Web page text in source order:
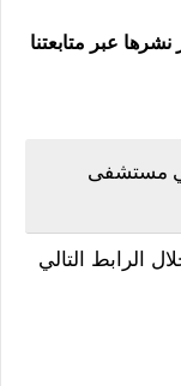
عبر متابعتنا
مستشفى
الرابط التالي